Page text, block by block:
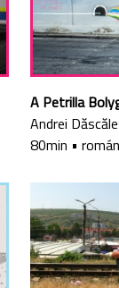
A Petrilla
Andrei
80min • román